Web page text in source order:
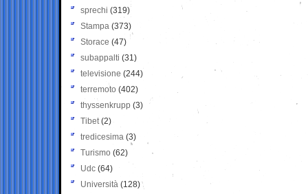
sprechi (319)
Stampa (373)
Storace (47)
subappalti (31)
televisione(244)
terremoto (402)
thyssenkrupp (3)
Tibet(2)
tredicesima (3)
Turismo (62)
Udc (64)
Università (128)